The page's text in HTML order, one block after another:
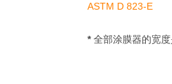
ASTM D 823-E
*全部涂膜器的宽